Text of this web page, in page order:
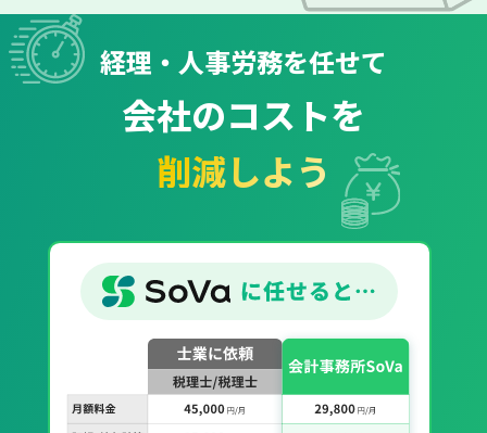
経理・人事労務を任せて
会社のコストを
削減しよう